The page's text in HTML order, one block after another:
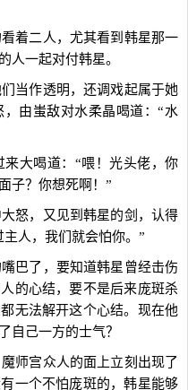
着二人，尤其看到韩星那一
人一起对付韩星。
当作透明，还调戏起属于她
由蚩敌对水柔晶喝道：“水
大喝道：“喂！光头佬，你
子？你想死啊！”
怒，又见到韩星的剑，认得
人，我们就会怕你。”
巴了，要知道韩星曾经击伤
的心结，要不是后来庞斑杀
无法解开这个心结。现在他
自己一方的士气？
师宫众人的面上立刻出现了
一个不怕庞斑的，韩星能够